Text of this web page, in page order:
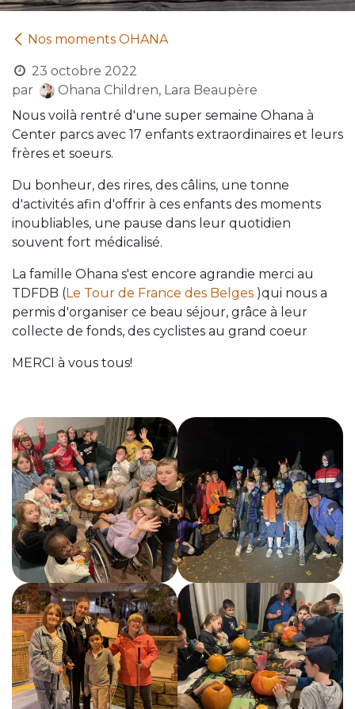
Nos moments OHANA
23 octobre 2022
par
Ohana Children, Lara Beaupère
Nous voilà rentré d'une super semaine Ohana à
Center parcs avec 17 enfants extraordinaires et leurs
frères et soeurs.
Du bonheur, des rires, des câlins, une tonne
d'activités afin d'offrir à ces enfants des moments
inoubliables, une pause dans leur quotidien
souvent fort médicalisé.
La famille Ohana s'est encore agrandie merci au
TDFDB (Le Tour de France des Belges )qui nous a
permis d'organiser ce beau séjour, grâce à leur
collecte de fonds, des cyclistes au grand coeur
MERCI à vous tous!